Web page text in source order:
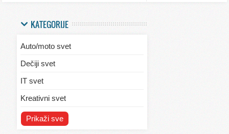
KATEGORIJE
Auto/moto svet
Dečiji svet
IT svet
Kreativni svet
Svet ekologije
Prikaži sve